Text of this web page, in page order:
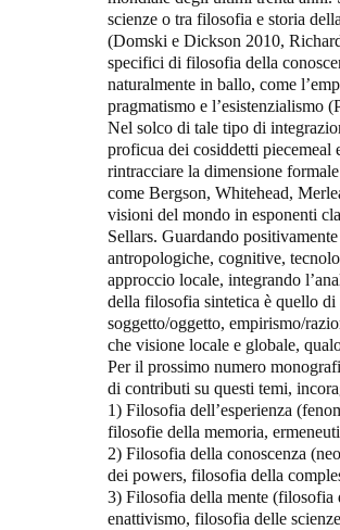
scienze o tra filosofia e storia
(Domski e Dickson 2010,
specifici di filosofia della
naturalmente in ballo, come
pragmatismo e l’esistenzialismo
Nel solco di tale tipo di
proficua dei cosiddetti piecemeal
rintracciare la dimensione
come Bergson, Whitehead,
visioni del mondo in esponenti
Sellars. Guardando
antropologiche, cognitive,
approccio locale, integrando
della filosofia sintetica è quello
soggetto/oggetto, empirismo/
che visione locale e globale,
Per il prossimo numero
di contributi su questi temi,
1) Filosofia dell’esperienza
filosofie della memoria,
2) Filosofia della conoscenza
dei powers, filosofia della
3) Filosofia della mente (filosofia
enattivismo, filosofia delle